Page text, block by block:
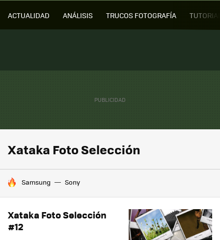
ACTUALIDAD ANÁLISIS TRUCOS FOTOGRAFÍA
Xataka Foto Selección
HOY SE HABLA DE
Samsung Sony
Xataka Foto Selección
#12